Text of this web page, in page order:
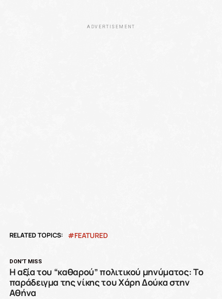
ADVERTISEMENT
RELATED TOPICS: FEATURED
DON'T MISS
Η αξία του “καθαρού” πολιτικού μηνύματος: Το
παράδειγμα της νίκης του Χάρη Δούκα στην
Αθήνα